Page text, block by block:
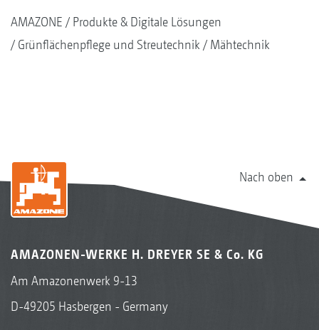
AMAZONE
Produkte & Digitale Lösungen
Grünflächenpflege und Streutechnik
Mähtechnik
Nach oben
AMAZONEN-WERKE H. DREYER SE & Co. KG
Am Amazonenwerk 9-13
D-49205 Hasbergen - Germany